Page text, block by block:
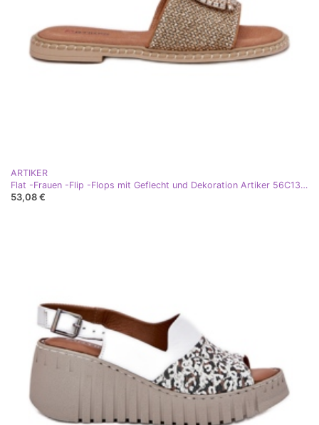
ARTIKER
Flat -Frauen -Flip -Flops mit Geflecht und Dekoration Artiker 56C1337 Beige
53,08 €